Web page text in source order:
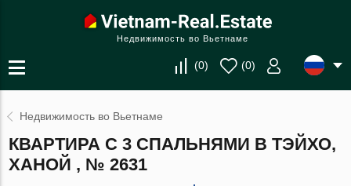
Недвижимость во Вьетнаме
(0) (0)
Недвижимость во Вьетнаме
КВАРТИРА С 3 СПАЛЬНЯМИ В ТЭЙХО,
ХАНОЙ , № 2631